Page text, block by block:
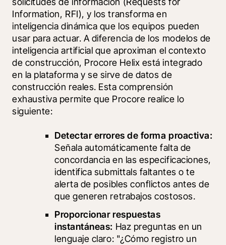
Information, RFI), y los transforma en
inteligencia dinámica que los equipos pueden
usar para actuar. A diferencia de los modelos de
inteligencia artificial que aproximan el contexto
de construcción, Procore Helix está integrado
en la plataforma y se sirve de datos de
construcción reales. Esta comprensión
exhaustiva permite que Procore realice lo
siguiente:
Señala automáticamente falta de
concordancia en las especificaciones,
identifica submittals faltantes o te
alerta de posibles conflictos antes de
que generen retrabajos costosos.
Proporcionar respuestas
instantáneas: Haz preguntas en un
lenguaje claro: "¿Cómo registro un